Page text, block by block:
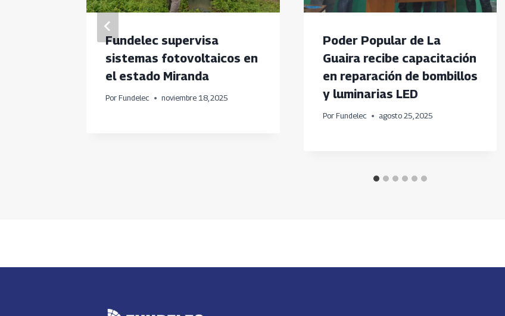
Fundelec supervisa
sistemas fotovoltaicos en
el estado Miranda
Por Fundelec noviembre 18, 2025
Poder Popular de La
Guaira recibe capacitación
en reparación de bombillos
y luminarias LED
Por Fundelec agosto 25, 2025